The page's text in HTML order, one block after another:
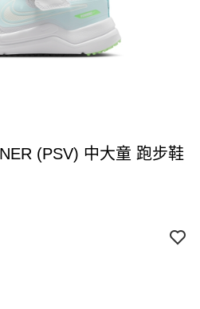
(PSV) 中大童 跑步鞋